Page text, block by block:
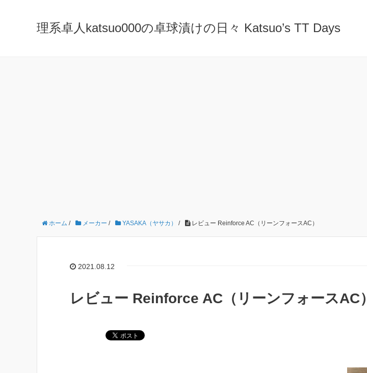
理系卓人katsuo000の卓球漬けの日々 Katsuo’s TT Days
ホーム / メーカー / YASAKA（ヤサカ） / レビュー Reinforce AC（リーンフォースAC）
2021.08.12
レビュー Reinforce AC（リーンフォースAC）